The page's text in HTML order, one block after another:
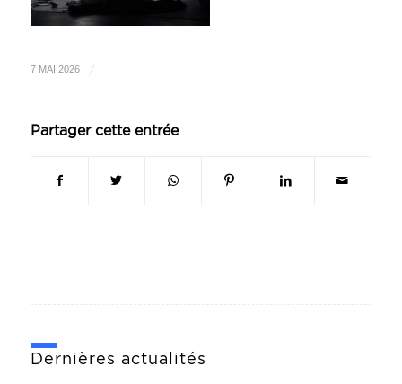
7 MAI 2026 /
Partager cette entrée
Dernières actualités